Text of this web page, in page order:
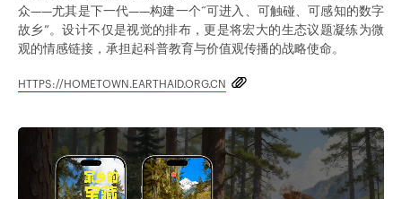
众——尤其是下一代——构建一个“可进入、可触碰、可感知的数字
故乡”。设计不仅是视觉的排布，更是将宏大的生态议题凝练为微
观的情感链接，承担起科普教育与价值观传播的战略使命。
HTTPS://HOMETOWN.EARTHAID.ORG.CN